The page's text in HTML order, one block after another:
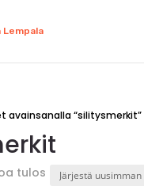
“silitysmerkit”
tulos